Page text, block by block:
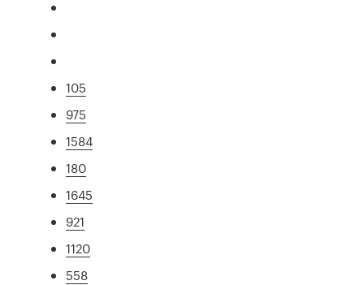
105
975
1584
180
1645
921
1120
558